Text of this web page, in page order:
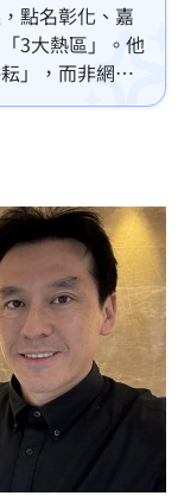
點名彰化、嘉
3大熱區」。他
」，而非網路
，指出深耕地
與企業間的經